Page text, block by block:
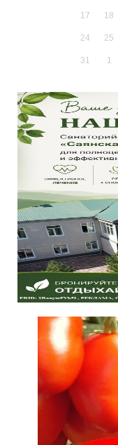
17 18
24 25
31 1